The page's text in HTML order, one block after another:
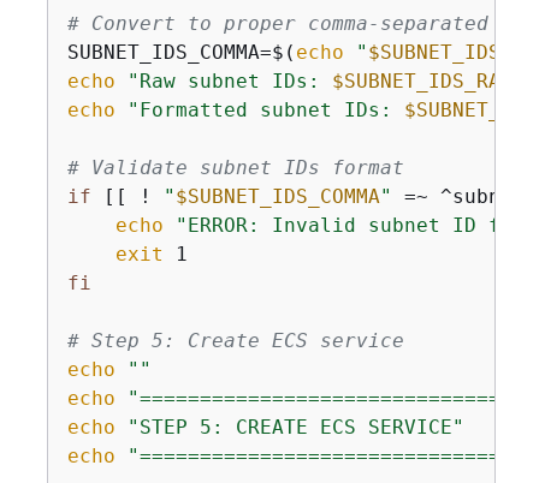
# Convert to proper comma-separated
SUBNET_IDS_COMMA=$( echo "
echo
"Raw subnet IDs: $SUBNET_IDS_RAW
echo
"Formatted subnet IDs:
# Validate subnet IDs format
if [[ ! " $SUBNET_IDS_COMMA"
=~
echo
"ERROR: Invalid subnet ID
exit
fi
# Step 5: Create ECS service
echo
""
echo
echo
"STEP 5: CREATE ECS SERVICE"
echo